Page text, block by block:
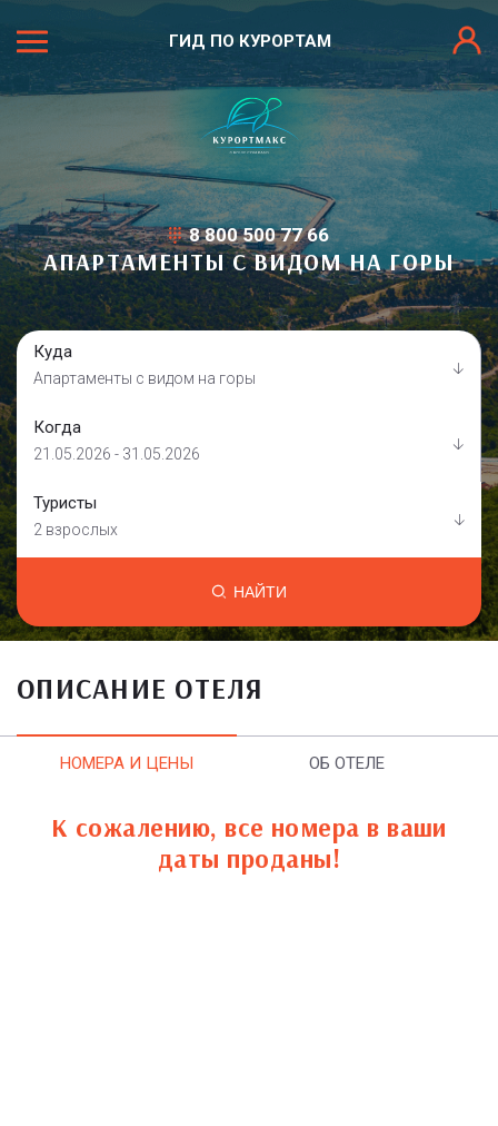
ГИД ПО КУРОРТАМ
8 800 500 77 66
АПАРТАМЕНТЫ С ВИДОМ НА ГОРЫ
Куда
Апартаменты с видом на горы
Когда
21.05.2026 - 31.05.2026
Туристы
2 взрослых
НАЙТИ
ОПИСАНИЕ ОТЕЛЯ
НОМЕРА И ЦЕНЫ ОБ ОТЕЛЕ
К сожалению, все номера в ваши
даты проданы!